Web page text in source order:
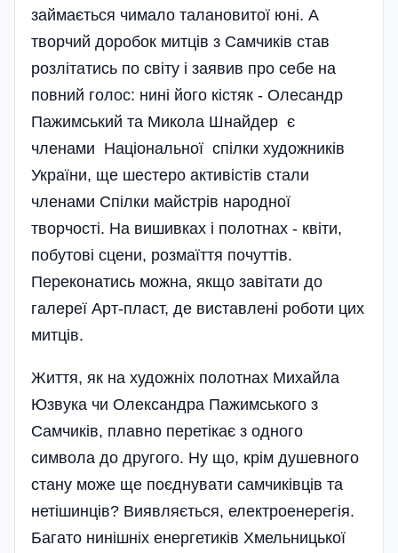
займається чимало талановитої юні. А
творчий доробок митців з Самчиків став
розлітатись по світу і заявив про себе на
повний голос: нині його кістяк - Олесандр
Пажимський та Микола Шнайдер є
членами Національної спілки художників
України, ще шестеро активістів стали
членами Спілки майстрів народної
творчості. На вишивках і полотнах - квіти,
побутові сцени, розмаїття почуттів.
Переконатись можна, якщо завітати до
галереї Арт-пласт, де ви­ставлені роботи цих
митців.
Життя, як на художніх полотнах Михайла
Юзвука чи Олександра Пажимського з
Самчиків, плавно перетікає з одного
символа до другого. Ну що, крім душевного
стану може ще поєднувати самчиківців та
нетішинців? Виявляється, електроенерегія.
Багато нинішніх енергетиків Хмельницької